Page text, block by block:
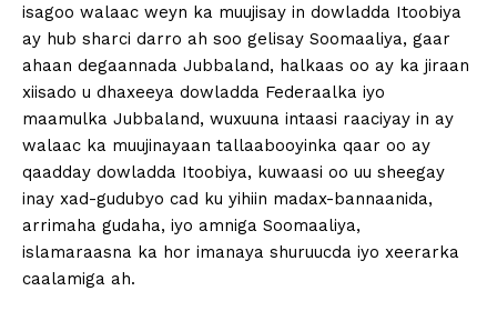
isagoo walaac weyn ka muujisay in dowladda Itoobiya
ay hub sharci darro ah soo gelisay Soomaaliya, gaar
ahaan degaannada Jubbaland, halkaas oo ay ka jiraan
xiisado u dhaxeeya dowladda Federaalka iyo
maamulka Jubbaland, wuxuuna intaasi raaciyay in ay
walaac ka muujinayaan tallaabooyinka qaar oo ay
qaadday dowladda Itoobiya, kuwaasi oo uu sheegay
inay xad-gudubyo cad ku yihiin madax-bannaanida,
arrimaha gudaha, iyo amniga Soomaaliya,
islamaraasna ka hor imanaya shuruucda iyo xeerarka
caalamiga ah.